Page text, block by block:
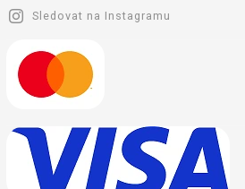
Sledovat na Instagramu